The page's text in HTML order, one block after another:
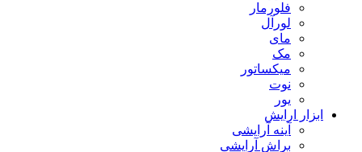
فلورمار
لورآل
مای
مک
میکساتور
نوت
یور
ابزار ارایش
آینه آرایشی
براش آرایشی